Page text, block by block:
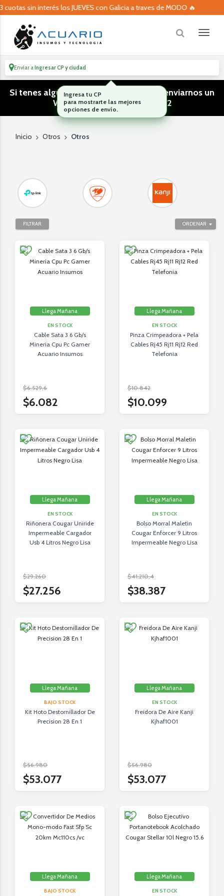
sin interés los JUEVES con Galicia a traves de MODO 🔥
Enviar aIngresar CP y ciudad
Si tenes algún tipo de consulta podes enviarnos un
WhatsApp! (011) 15 5386 3812
Inicio Otros Otros
ORDENAR
FILTRAR
Llega Mañana
EN STOCK
Cable Sata 3 6 Gb/s
Mineria Cpu Pc Gamer
Acuario Insumos
$6.529,6
$6.082
Llega Mañana
EN STOCK
Pinza Crimpeadora + Pela
Cables Rj45 Rj11 Rj12 Red
Telefonia
$10.842
$10.099
Llega Mañana
EN STOCK
Riñonera Cougar Uniride
Impermeable Cargador
Usb 4 Litros Negro Lisa
$29.260
$27.256
Llega Mañana
EN STOCK
Bolso Morral Maletin
Cougar Enforcer 9 Litros
Impermeable Negro Lisa
$41.210,4
$38.387
Llega Mañana
BAJO STOCK
Kit Hoto Destornillador De
Precision 28 En 1
$56.980
$53.077
Llega Mañana
EN STOCK
Freidora De Aire Kanji
Kjhaf1001
$56.980
$53.077
Llega Mañana
BAJO STOCK
Llega Mañana
EN STOCK
Ingresa tu CP
para mostrarte las mejores
opciones de envío.